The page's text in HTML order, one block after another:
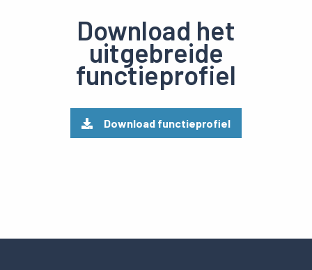
Download het
uitgebreide
functieprofiel
Download functieprofiel